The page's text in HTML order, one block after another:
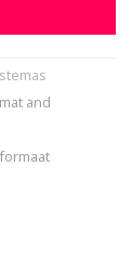
and